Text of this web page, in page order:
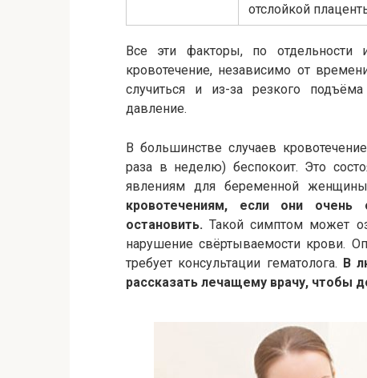
отслойкой
Все эти факторы, по отдельности
кровотечение, независимо от
случиться и из-за резкого
давление.
В большинстве случаев
раза в неделю) беспокоит. Это
явлениям для беременной
кровотечениям, если они
остановить.Такой симптом может
нарушение свёртываемости крови.
требует консультации гематолога. В
рассказать лечащему врачу, чтобы